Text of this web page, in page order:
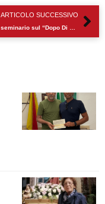
ARTICOLO SUCCESSIVO